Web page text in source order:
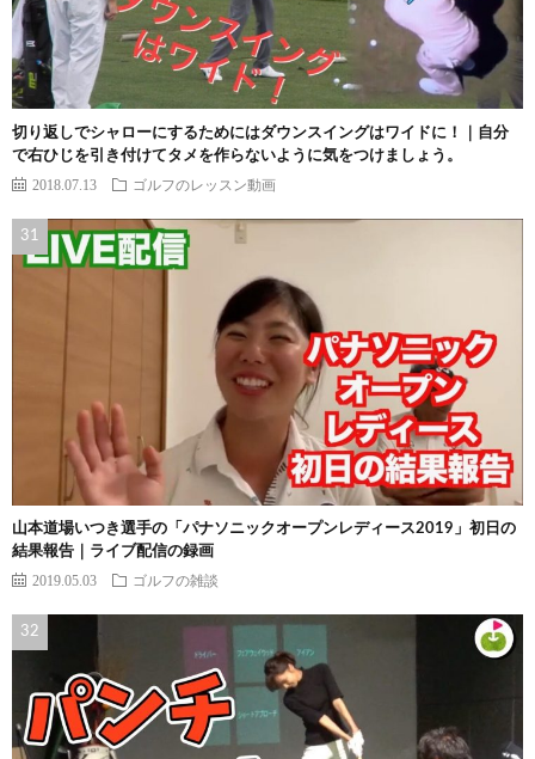
切り返しでシャローにするためにはダウンスイングはワイドに！｜自分
で右ひじを引き付けてタメを作らないように気をつけましょう。
2018.07.13 ゴルフのレッスン動画
山本道場いつき選手の「パナソニックオープンレディース2019」初日の
結果報告｜ライブ配信の録画
2019.05.03 ゴルフの雑談